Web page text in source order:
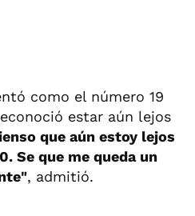
como el número 19
estar aún lejos
que aún estoy lejos
Se que me queda un
, admitió.